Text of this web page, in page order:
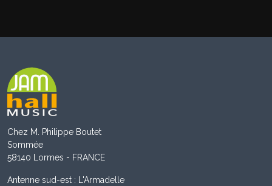
Chez M. Philippe Boutet
Sommée
58140 Lormes - FRANCE
Antenne sud-est : L'Armadelle